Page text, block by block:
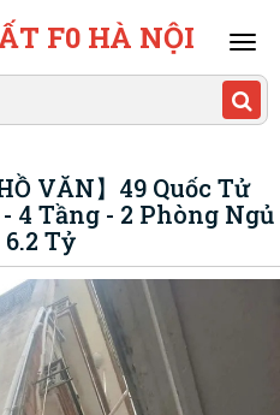
F0 HÀ NỘI
VĂN】49 Quốc Tử
4 Tầng - 2 Phòng Ngủ
6.2 Tỷ